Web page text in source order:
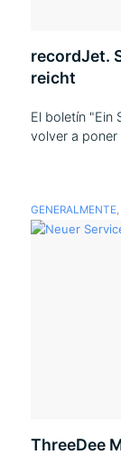
recordJet.
reicht
El boletín "Ein
volver a poner
GENERALMENTE,
ThreeDee